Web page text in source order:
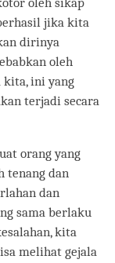
jika kita
dirinya
oleh
ini yang
terjadi secara
orang yang
tenang dan
dan
sama berlaku
kita
melihat gejala